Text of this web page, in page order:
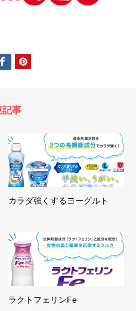
記事
カラダ強くするヨーグルト
ラクトフェリンFe